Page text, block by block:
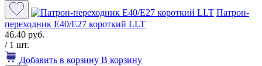
Патрон-
переходник Е40/Е27 короткий LLT
46.40 руб.
/ 1 шт.
Добавить в корзину В корзину